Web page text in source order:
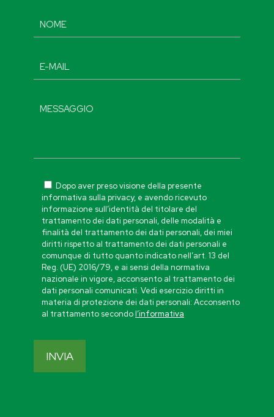
Dopo aver preso visione della presente
informativa sulla privacy, e avendo ricevuto
informazione sull’identità del titolare del
trattamento dei dati personali, delle modalità e
finalità del trattamento dei dati personali, dei miei
diritti rispetto al trattamento dei dati personali e
comunque di tutto quanto indicato nell’art. 13 del
Reg. (UE) 2016/79, e ai sensi della normativa
nazionale in vigore, acconsento al trattamento dei
dati personali comunicati. Vedi esercizio diritti in
materia di protezione dei dati personali: Acconsento
al trattamento secondol’informativa